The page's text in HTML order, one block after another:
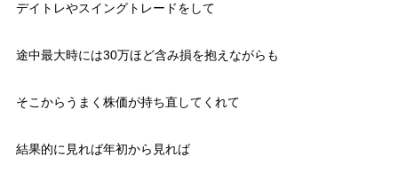
デイトレやスイングトレードをして
途中最大時には30万ほど含み損を抱えながらも
そこからうまく株価が持ち直してくれて
結果的に見れば年初から見れば